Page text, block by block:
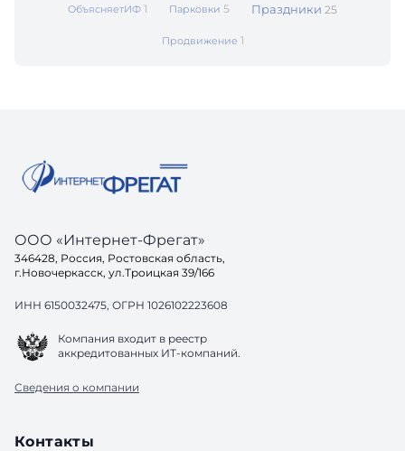
ОбъясняетИФ 1 Парковки 5 Праздники 25
Продвижение 1
ООО «Интернет-Фрегат»
346428, Россия, Ростовская область,
г.Новочеркасск, ул.Троицкая 39/166
ИНН 6150032475, ОГРН 1026102223608
Компания входит в реестр
аккредитованных ИТ-компаний.
Сведения о компании
Контакты